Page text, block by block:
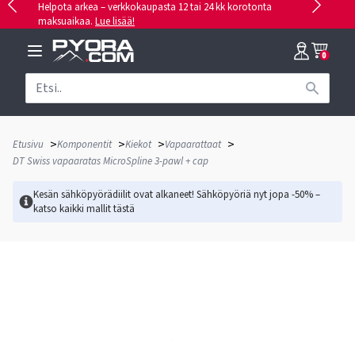
Helpota arkea – verkkokaupasta 12 tai 24 kk korotonta
maksuaikaa. Lue lisää!
0
Etusivu >Komponentit >Kiekot >Vapaarattaat >
DT Swiss vapaaratas MicroSpline 3-pawl + cap
Kesän sähköpyörädiilit ovat alkaneet! Sähköpyöriä nyt jopa -50% –
katso kaikki mallittästä